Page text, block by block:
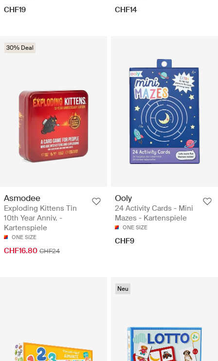
CHF19 CHF14
30% Deal
Asmodee
Exploding Kittens Tin
10th Year Anniv. -
Kartenspiele
ONE SIZE
CHF16.80 CHF24
Ooly
24 Activity Cards - Mini
Mazes - Kartenspiele
ONE SIZE
CHF9
Neu